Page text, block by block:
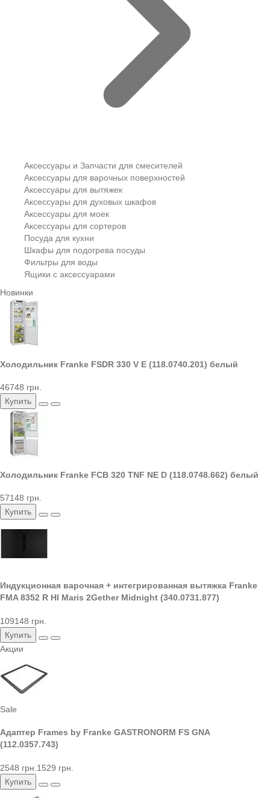
Аксессуары и Запчасти для смесителей
Аксессуары для варочных поверхностей
Аксессуары для вытяжек
Аксессуары для духовых шкафов
Аксессуары для моек
Аксессуары для сортеров
Посуда для кухни
Шкафы для подогрева посуды
Фильтры для воды
Ящики с аксессуарами
Новинки
Холодильник Franke FSDR 330 V E (118.0740.201) белый
46748 грн.
Купить
Холодильник Franke FCB 320 TNF NE D (118.0748.662) белый
57148 грн.
Купить
Индукционная варочная + интегрированная вытяжка Franke
FMA 8352 R HI Maris 2Gether Midnight (340.0731.877)
109148 грн.
Купить
Акции
Sale
Адаптер Frames by Franke GASTRONORM FS GNA
(112.0357.743)
2548 грн. 1529 грн.
Купить